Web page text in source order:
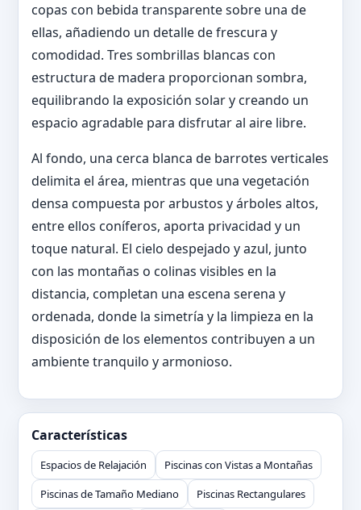
copas con bebida transparente sobre una de
ellas, añadiendo un detalle de frescura y
comodidad. Tres sombrillas blancas con
estructura de madera proporcionan sombra,
equilibrando la exposición solar y creando un
espacio agradable para disfrutar al aire libre.
Al fondo, una cerca blanca de barrotes verticales
delimita el área, mientras que una vegetación
densa compuesta por arbustos y árboles altos,
entre ellos coníferos, aporta privacidad y un
toque natural. El cielo despejado y azul, junto
con las montañas o colinas visibles en la
distancia, completan una escena serena y
ordenada, donde la simetría y la limpieza en la
disposición de los elementos contribuyen a un
ambiente tranquilo y armonioso.
Características
Espacios de Relajación
Piscinas con Vistas a Montañas
Piscinas de Tamaño Mediano
Piscinas Rectangulares